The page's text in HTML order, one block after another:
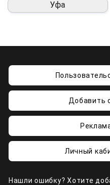
Уфа
Добавить
Личный
Нашли ошибку? Хотите